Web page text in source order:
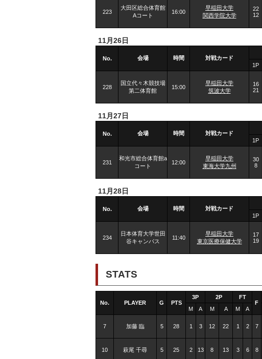
223
大田区総合体育館
Aコート
16:00
早稲田大学
関西学院大学
22
12
11月26日
No. 会場 時間 対戦カード
1P
228
国立代々木競技場
第二体育館
15:00
早稲田大学
筑波大学
16
21
11月27日
No. 会場 時間 対戦カード
1P
231
和光市総合体育館a
コート
12:00
早稲田大学
東海大学九州
30
8
11月28日
No. 会場 時間 対戦カード
1P
234
日本体育大学世田
谷キャンパス
11:40
早稲田大学
東京医療保健大学
17
19
STATS
No. PLAYER G PTS
3P 2P
FT
F
M
A M A M A
7 加藤 臨 5 28 1 3 12 22 1 2 7
10 萩尾 千尋 5 25 2 13 8 13 3 6 8